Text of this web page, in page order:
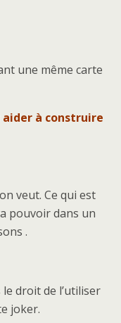
une même carte
à construire
veut. Ce qui est
pouvoir dans un
.
le droit de l’utiliser
joker.